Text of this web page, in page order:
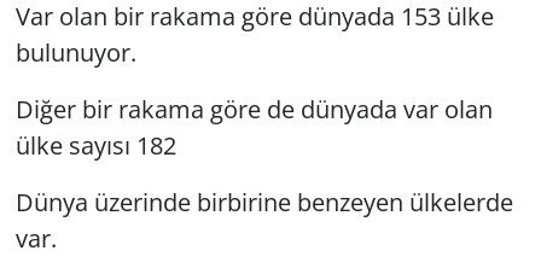
Var olan bir rakama göre dünyada 153 ülke
bulunuyor.
Diğer bir rakama göre de dünyada var olan
ülke sayısı 182
Dünya üzerinde birbirine benzeyen ülkelerde
var.
GÜNDEM
HABERDE İNSAN
KÜLTÜR SANAT